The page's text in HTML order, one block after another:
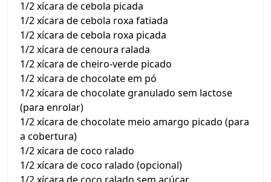
1/2 xícara de cebola picada
1/2 xícara de cebola roxa fatiada
1/2 xícara de cebola roxa picada
1/2 xícara de cenoura ralada
1/2 xícara de cheiro-verde picado
1/2 xícara de chocolate em pó
1/2 xícara de chocolate granulado sem lactose
(para enrolar)
1/2 xícara de chocolate meio amargo picado (para
a cobertura)
1/2 xícara de coco ralado
1/2 xícara de coco ralado (opcional)